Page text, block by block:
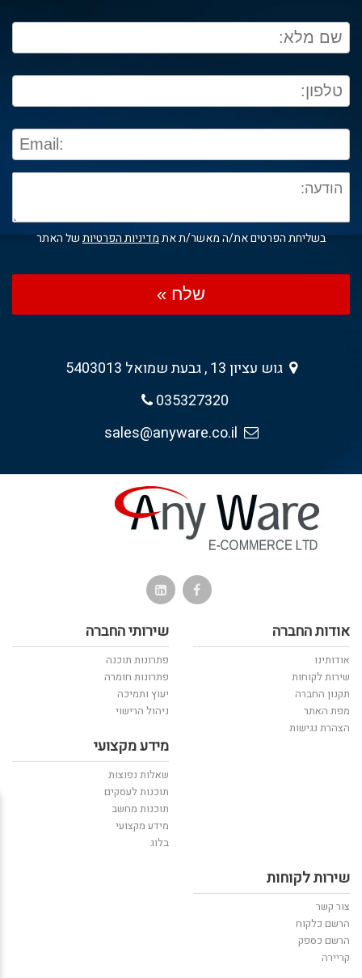
בשליחת הפרטים את/ה מאשר/ת אתמדיניות הפרטיותשל האתר
שלח »
גוש עציון 13 , גבעת שמואל 5403013
035327320
אודות החברה
אודותינו
שירות לקוחות
תקנון החברה
מפת האתר
הצהרת נגישות
שירותי החברה
פתרונות תוכנה
פתרונות חומרה
יעוץ ותמיכה
ניהול הרישוי
מידע מקצועי
שאלות נפוצות
תוכנות לעסקים
תוכנות מחשב
מידע מקצועי
בלוג
שירות לקוחות
צור קשר
הרשם כלקוח
הרשם כספק
קריירה